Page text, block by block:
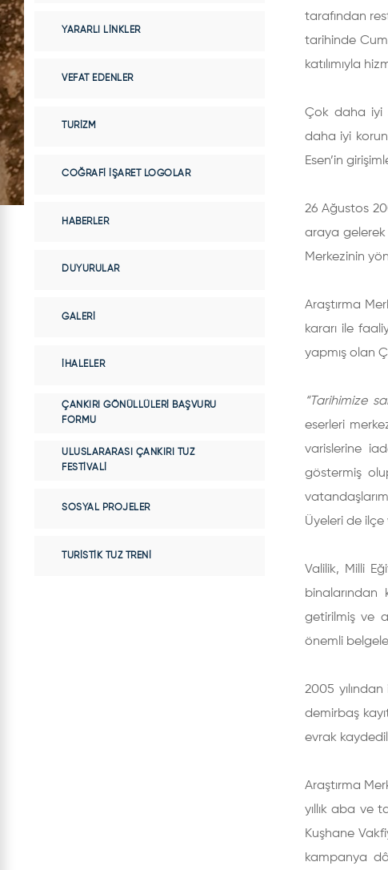
tarafından
tarihinde
katılımıyla
Çok daha iyi
daha iyi
Esen’in
26 Ağustos
araya gelerek
Merkezinin
Araştırma
kararı ile
yapmış olan
“Tarihimize
eserleri
varislerine
göstermiş
Üyeleri de ilçe
Valilik, Milli
getirilmiş ve
önemli
2005
demirbaş
evrak
Araştırma
yıllık aba ve
Kuşhane
kampanya
YARARLI LINKLER
VEFAT EDENLER
TURIZM
COĞRAFI İŞARET LOGOLAR
HABERLER
DUYURULAR
GALERI
İHALELER
ÇANKIRI GÖNÜLLÜLERI BAŞVURU
FORMU
ULUSLARARASI ÇANKIRI TUZ
FESTIVALI
SOSYAL PROJELER
TURISTIK TUZ TRENI